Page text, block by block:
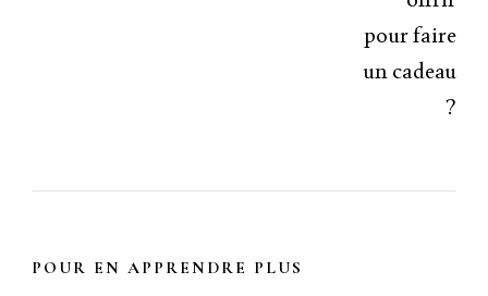
POUR EN APPRENDRE PLUS